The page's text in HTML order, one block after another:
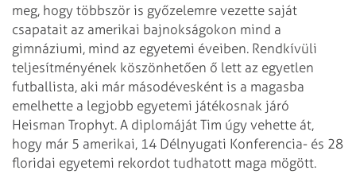
meg, hogy többször is győzelemre vezette saját
csapatait az amerikai bajnokságokon mind a
gimnáziumi, mind az egyetemi éveiben. Rendkívüli
teljesítményének köszönhetően ő lett az egyetlen
futballista, aki már másodévesként is a magasba
emelhette a legjobb egyetemi játékosnak járó
Heisman Trophyt. A diplomáját Tim úgy vehette át,
hogy már 5 amerikai, 14 Délnyugati Konferencia- és 28
floridai egyetemi rekordot tudhatott maga mögött.